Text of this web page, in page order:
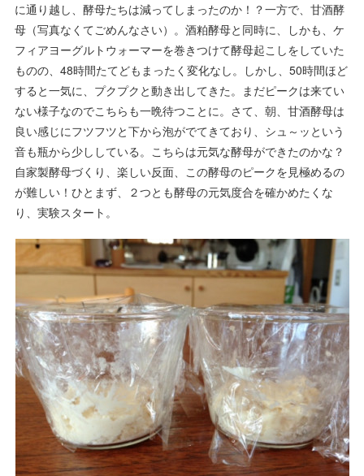
に通り越し、酵母たちは減ってしまったのか！？一方で、甘酒酵
母（写真なくてごめんなさい）。酒粕酵母と同時に、しかも、ケ
フィアヨーグルトウォーマーを巻きつけて酵母起こしをしていた
ものの、48時間たてどもまったく変化なし。しかし、50時間ほど
すると一気に、プクプクと動き出してきた。まだピークは来てい
ない様子なのでこちらも一晩待つことに。さて、朝、甘酒酵母は
良い感じにフツフツと下から泡がでてきており、シュ～ッという
音も瓶から少ししている。こちらは元気な酵母ができたのかな？
自家製酵母づくり、楽しい反面、この酵母のピークを見極めるの
が難しい！ひとまず、２つとも酵母の元気度合を確かめたくな
り、実験スタート。